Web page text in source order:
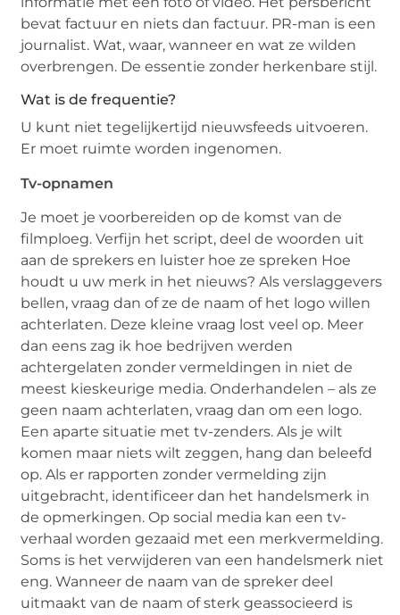
bevat factuur en niets dan factuur. PR-man is een
journalist. Wat, waar, wanneer en wat ze wilden
overbrengen. De essentie zonder herkenbare stijl.
Wat is de frequentie?
U kunt niet tegelijkertijd nieuwsfeeds uitvoeren.
Er moet ruimte worden ingenomen.
Tv-opnamen
Je moet je voorbereiden op de komst van de
filmploeg. Verfijn het script, deel de woorden uit
aan de sprekers en luister hoe ze spreken Hoe
houdt u uw merk in het nieuws? Als verslaggevers
bellen, vraag dan of ze de naam of het logo willen
achterlaten. Deze kleine vraag lost veel op. Meer
dan eens zag ik hoe bedrijven werden
achtergelaten zonder vermeldingen in niet de
meest kieskeurige media. Onderhandelen – als ze
geen naam achterlaten, vraag dan om een ​​logo.
Een aparte situatie met tv-zenders. Als je wilt
komen maar niets wilt zeggen, hang dan beleefd
op. Als er rapporten zonder vermelding zijn
uitgebracht, identificeer dan het handelsmerk in
de opmerkingen. Op social media kan een tv-
verhaal worden gezaaid met een merkvermelding.
Soms is het verwijderen van een handelsmerk niet
eng. Wanneer de naam van de spreker deel
uitmaakt van de naam of sterk geassocieerd is